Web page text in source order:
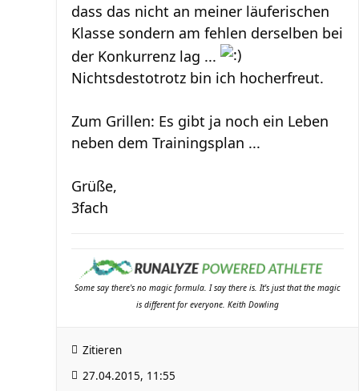
dass das nicht an meiner läuferischen
Klasse sondern am fehlen derselben bei
der Konkurrenz lag ...
Nichtsdestotrotz bin ich hocherfreut.
Zum Grillen: Es gibt ja noch ein Leben
neben dem Trainingsplan ...
Grüße,
3fach
Some say there's no magic formula. I say there is. It's just that the magic
is different for everyone. Keith Dowling
Zitieren
27.04.2015, 11:55